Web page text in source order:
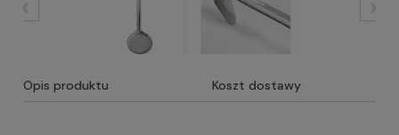
Opis produktu Koszt dostawy